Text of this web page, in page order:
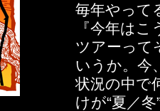
毎年やって
『今年は
ツアーって
いうか。今
状況の中で
けが“夏／